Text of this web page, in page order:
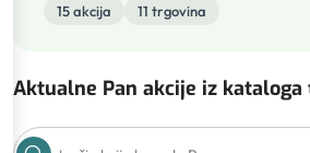
15 akcija 11 trgovina
Aktualne Pan akcije iz kataloga